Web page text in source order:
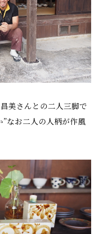
美さんとの二人三脚で
なお二人の人柄が作風